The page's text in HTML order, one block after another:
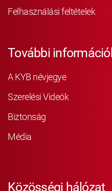
Felhasználási feltételek
További
A KYB névjegye
Szerelési Videók
Biztonság
Média
Közösségi hálózat